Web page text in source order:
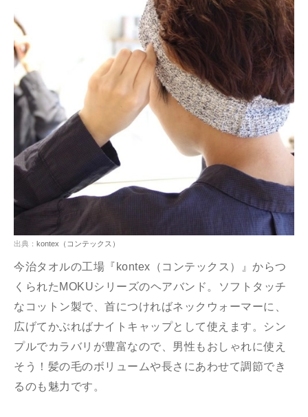
出典： kontex（コンテックス）
今治タオルの工場『kontex（コンテックス）』からつ
くられたMOKUシリーズのヘアバンド。ソフトタッチ
なコットン製で、首につければネックウォーマーに、
広げてかぶればナイトキャップとして使えます。シン
プルでカラバリが豊富なので、男性もおしゃれに使え
そう！髪の毛のボリュームや長さにあわせて調節でき
るのも魅力です。